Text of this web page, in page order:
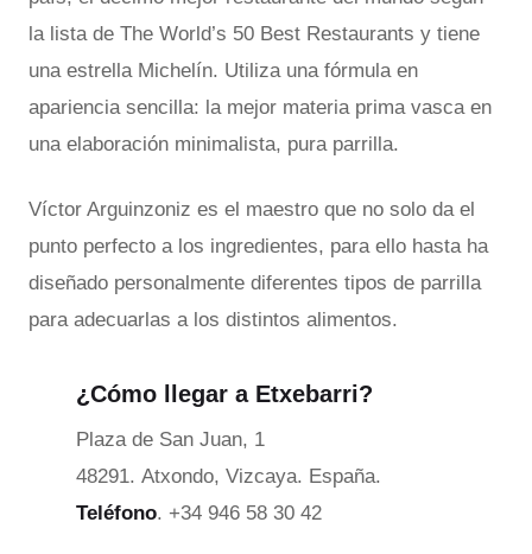
la lista de The World’s 50 Best Restaurants y tiene
una estrella Michelín. Utiliza una fórmula en
apariencia sencilla: la mejor materia prima vasca en
una elaboración minimalista, pura parrilla.
Víctor Arguinzoniz es el maestro que no solo da el
punto perfecto a los ingredientes, para ello hasta ha
diseñado personalmente diferentes tipos de parrilla
para adecuarlas a los distintos alimentos.
¿Cómo llegar a Etxebarri?
Plaza de San Juan, 1
48291. Atxondo, Vizcaya. España.
Teléfono. +34 946 58 30 42